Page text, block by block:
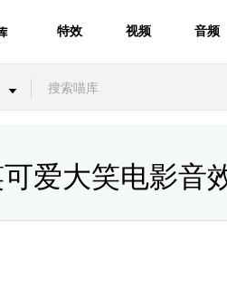
特效 视频 音频
爱大笑电影音